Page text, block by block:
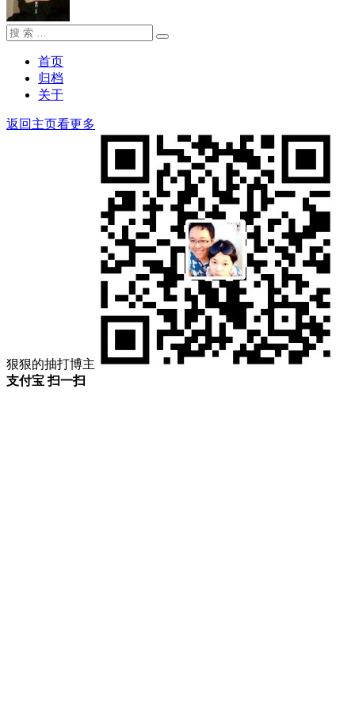
搜
搜
首页
归档
关于
返回主页看更多
狠狠的抽打博主
支付宝 扫一扫